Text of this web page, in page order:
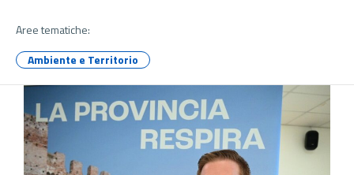
Aree tematiche:
Ambiente e Territorio